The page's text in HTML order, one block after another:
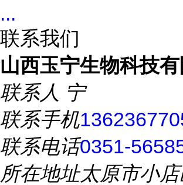
...
联系我们
山西玉宁生物科技有
联系人 宁
联系手机
联系电话0351-
所在地址太原市小